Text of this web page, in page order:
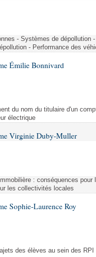
- Systèmes de dépollution
- Performance des
Émilie Bonnivard
du nom du titulaire d'un
électrique
Virginie Duby-Muller
: conséquences
les collectivités locales
Sophie-Laurence Roy
des élèves au sein des